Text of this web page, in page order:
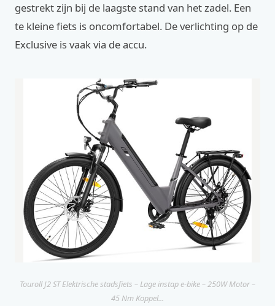
gestrekt zijn bij de laagste stand van het zadel. Een
te kleine fiets is oncomfortabel. De verlichting op de
Exclusive is vaak via de accu.
Touroll J2 ST Elektrische stadsfiets – Lage instap e-bike – 250W Motor –
45 Nm Koppel...